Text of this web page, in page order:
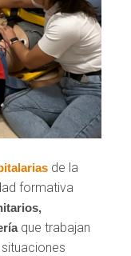
de la
formativa
que trabajan